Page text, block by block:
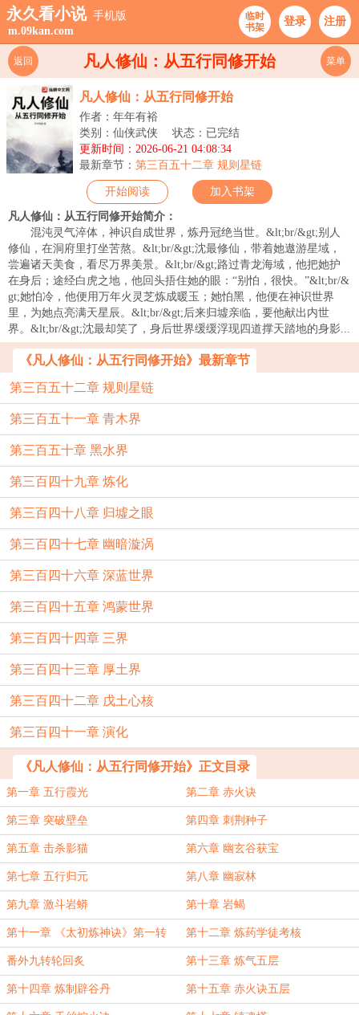
永久看小说 手机版
m.09kan.com
临时
书架
登录 注册
凡人修仙：从五行同修开始
返回 菜单
凡人修仙：从五行同修开始
作者：年年有裕
类别：仙侠武侠
状态：已完结
更新时间：2026-06-21 04:08:34
最新章节： 第三百五十二章 规则星链
开始阅读 加入书架
凡人修仙：从五行同修开始简介：
混沌灵气淬体，神识自成世界，炼丹冠绝当世。&lt;br/&gt;别人
修仙，在洞府里打坐苦熬。&lt;br/&gt;沈最修仙，带着她遨游星域，
尝遍诸天美食，看尽万界美景。&lt;br/&gt;路过青龙海域，他把她护
在身后；途经白虎之地，他回头捂住她的眼：“别怕，很快。”&lt;br/&
gt;她怕冷，他便用万年火灵芝炼成暖玉；她怕黑，他便在神识世界
里，为她点亮满天星辰。&lt;br/&gt;后来归墟亲临，要他献出内世
界。&lt;br/&gt;沈最却笑了，身后世界缓缓浮现四道撑天踏地的身影...
《凡人修仙：从五行同修开始》最新章节
第三百五十二章 规则星链
第三百五十一章 青木界
第三百五十章 黑水界
第三百四十九章 炼化
第三百四十八章 归墟之眼
第三百四十七章 幽暗漩涡
第三百四十六章 深蓝世界
第三百四十五章 鸿蒙世界
第三百四十四章 三界
第三百四十三章 厚土界
第三百四十二章 戊土心核
第三百四十一章 演化
《凡人修仙：从五行同修开始》正文目录
第一章 五行霞光 第二章 赤火诀
第三章 突破壁垒 第四章 刺荆种子
第五章 击杀影猫 第六章 幽玄谷获宝
第七章 五行归元 第八章 幽寂林
第九章 激斗岩蟒 第十章 岩蝎
第十一章 《太初炼神诀》第一转 第十二章 炼药学徒考核
番外九转轮回炙 第十三章 炼气五层
第十四章 炼制辟谷丹 第十五章 赤火诀五层